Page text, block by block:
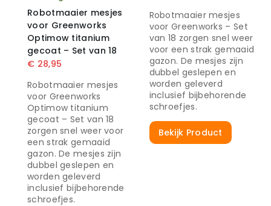
Robotmaaier mesjes
voor Greenworks
Optimow titanium
gecoat – Set van 18
€ 28,95
Robotmaaier mesjes
voor Greenworks
Optimow titanium
gecoat – Set van 18
zorgen snel weer voor
een strak gemaaid
gazon. De mesjes zijn
dubbel geslepen en
worden geleverd
inclusief bijbehorende
schroefjes.
Robotmaaier mesjes
voor Greenworks – Set
van 18 zorgen snel weer
voor een strak gemaaid
gazon. De mesjes zijn
dubbel geslepen en
worden geleverd
inclusief bijbehorende
schroefjes.
Bekijk Product